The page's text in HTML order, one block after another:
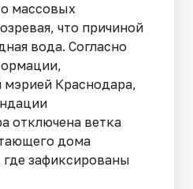
о массовых
что причиной
вода. Согласно
мэрией Краснодара,
отключена ветка
дома
зафиксированы